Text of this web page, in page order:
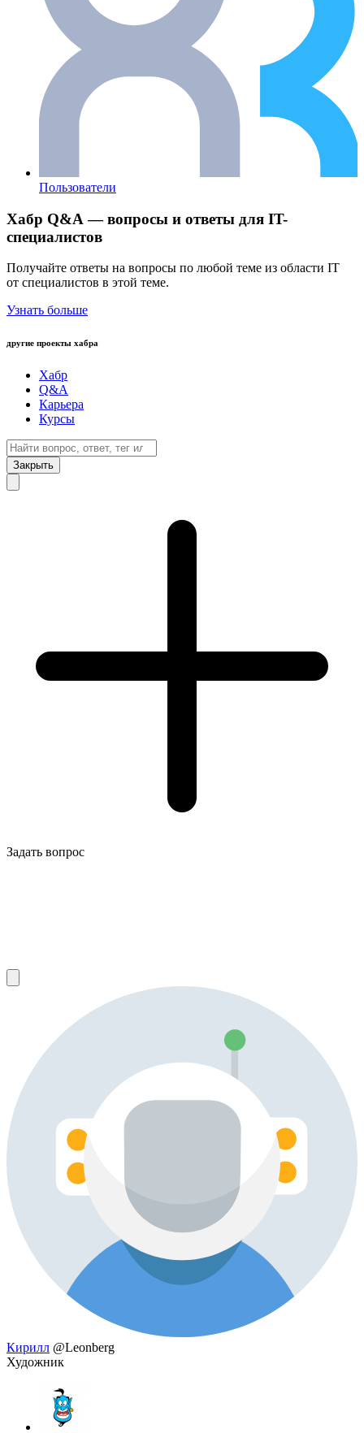
Пользователи
Хабр Q&A — вопросы и ответы для IT-
специалистов
Получайте ответы на вопросы по любой теме из области IT
от специалистов в этой теме.
Узнать больше
другие проекты хабра
Хабр
Q&A
Карьера
Курсы
Закрыть
Задать вопрос
Кирилл @Leonberg
Художник